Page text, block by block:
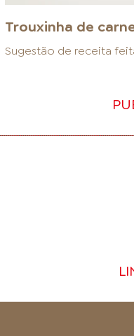
Trouxinha de
Sugestão de receita